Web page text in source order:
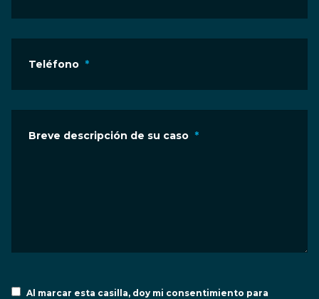
Teléfono *
Breve descripción de su caso *
Al marcar esta casilla, doy mi consentimiento para